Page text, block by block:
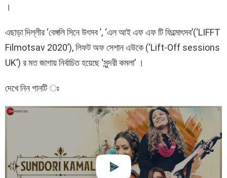
।
এছাড়া দিল্লীর ‘বেঙ্গলি সিনে উৎসব ’, ‘এল আই এফ এফ টি ফিল্মোৎসব’(‘LIFFT
Filmotsav 2020’), লিফট অফ সেশান এউকে (‘Lift-Off sessions
UK’) র মত জাগায় নির্বাচিত হয়েছে ‘সুন্দরী কমলা’ ।
দেখে নিন গানটি ঃ